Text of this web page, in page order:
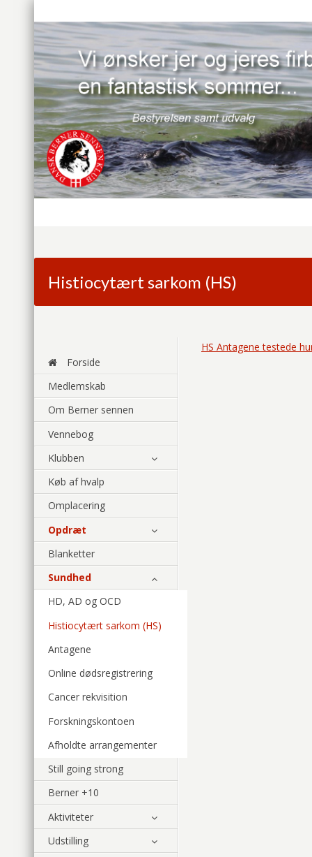
Histiocytært sarkom (HS)
Forside
Medlemskab
Om Berner sennen
Vennebog
Klubben
Køb af hvalp
Omplacering
Opdræt
Blanketter
Sundhed
HD, AD og OCD
Histiocytært sarkom (HS)
Antagene
Online dødsregistrering
Cancer rekvisition
Forskningskontoen
Afholdte arrangementer
Still going strong
Berner +10
Aktiviteter
Udstilling
HS Antagene testede